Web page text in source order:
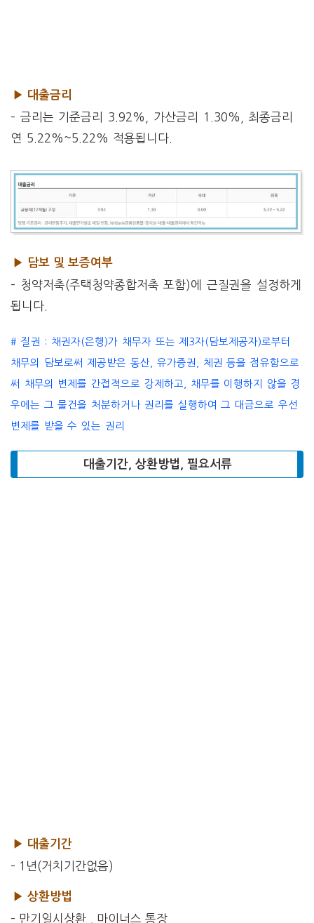
▶ 대출금리
– 금리는 기준금리 3.92%, 가산금리 1.30%, 최종금리
연 5.22%~5.22% 적용됩니다.
▶ 담보 및 보증여부
– 청약저축(주택청약종합저축 포함)에 근질권을 설정하게
됩니다.
# 질권 : 채권자(은행)가 채무자 또는 제3자(담보제공자)로부터
채무의 담보로써 제공받은 동산, 유가증권, 체권 등을 점유함으로
써 채무의 변제를 간접적으로 강제하고, 채무를 이행하지 않을 경
우에는 그 물건을 처분하거나 권리를 실행하여 그 대금으로 우선
변제를 받을 수 있는 권리
대출기간, 상환방법, 필요서류
▶ 대출기간
– 1년(거치기간없음)
▶ 상환방법
– 만기일시상환 , 마이너스 통장